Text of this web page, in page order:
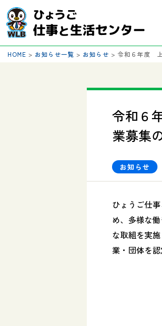
HOME > お知らせ一覧 > お知らせ > 令和６年度 上
令和６
業募集
お知らせ
ひょうご仕
め、多様な
な取組を実
業・団体を認